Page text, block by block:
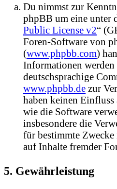
Du nimmst zur
phpBB um eine unter
Public License v2“
Foren-Software von
(www.phpbb.com)
Informationen
deutschsprachige
www.phpbb.de zur
haben keinen Einfluss
wie die Software
insbesondere die
für bestimmte
auf Inhalte fremder
5. Gewährleistung